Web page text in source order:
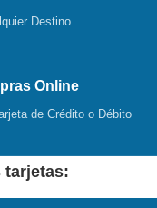
Destino
Online
de Crédito o Débito
tarjetas: